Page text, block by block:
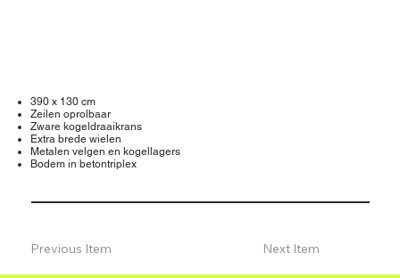
390 x 130 cm
Zeilen oprolbaar
Zware kogeldraaikrans
Extra brede wielen
Metalen velgen en kogellagers
Bodem in betontriplex
Previous Item Next Item